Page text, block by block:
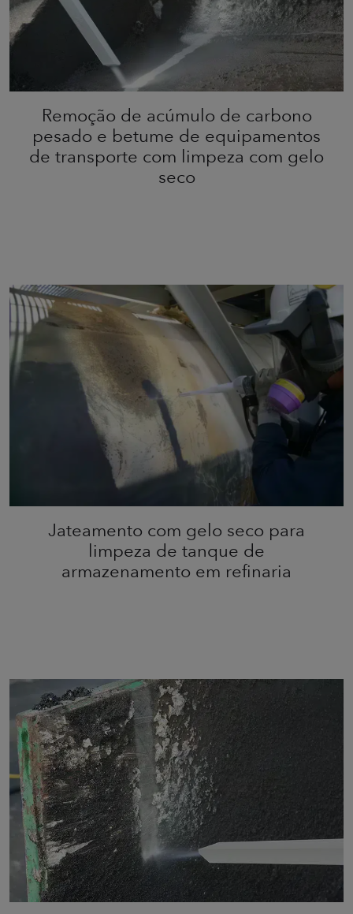
Remoção de acúmulo de carbono
pesado e betume de equipamentos
de transporte com limpeza com gelo
seco
Jateamento com gelo seco para
limpeza de tanque de
armazenamento em refinaria